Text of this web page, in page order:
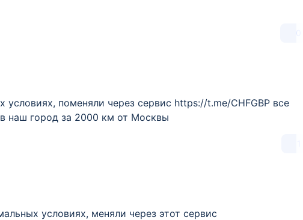
0
поменяли через сервис https://t.me/CHFGBP все
наш город за 2000 км от Москвы
условиях, меняли через этот сервис